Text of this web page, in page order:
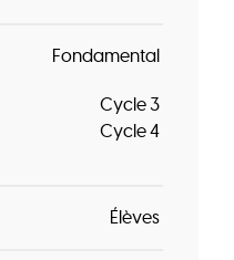
Fondamental
Cycle 3
Cycle 4
Élèves